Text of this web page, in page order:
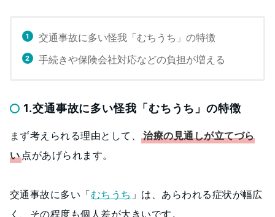
交通事故に多い怪我「むちうち」の特徴
手続きや保険会社対応などの負担が増える
1.交通事故に多い怪我「むちうち」の特徴
まず考えられる理由として、治療の見通しが立てづら
い 点があげられます。
交通事故に多い「むちうち 」は、あらわれる症状が幅広
く、その程度も個人差が大きいです。